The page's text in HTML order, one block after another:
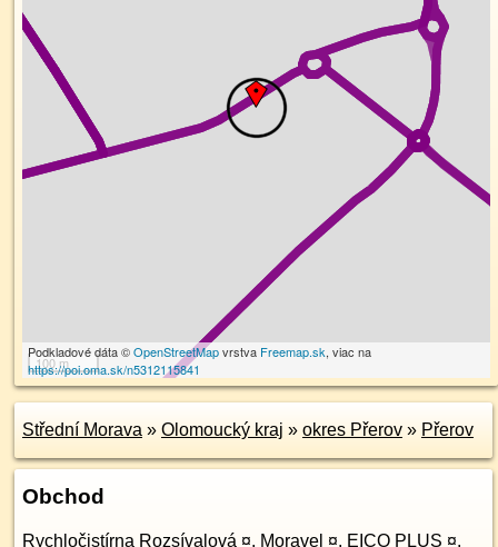
100 m
Podkladové dáta ©OpenStreetMapvrstva Freemap.sk, viac na
https://poi.oma.sk/n5312115841
Střední Morava » Olomoucký kraj » okres Přerov » Přerov
Obchod
Rychločistírna Rozsívalová ¤, Moravel ¤, EICO PLUS ¤,